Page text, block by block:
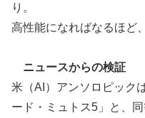
り。
高性能になればなるほど
ニュースからの検証
米（AI）アンソロピック
ード・ミュトス5」と、